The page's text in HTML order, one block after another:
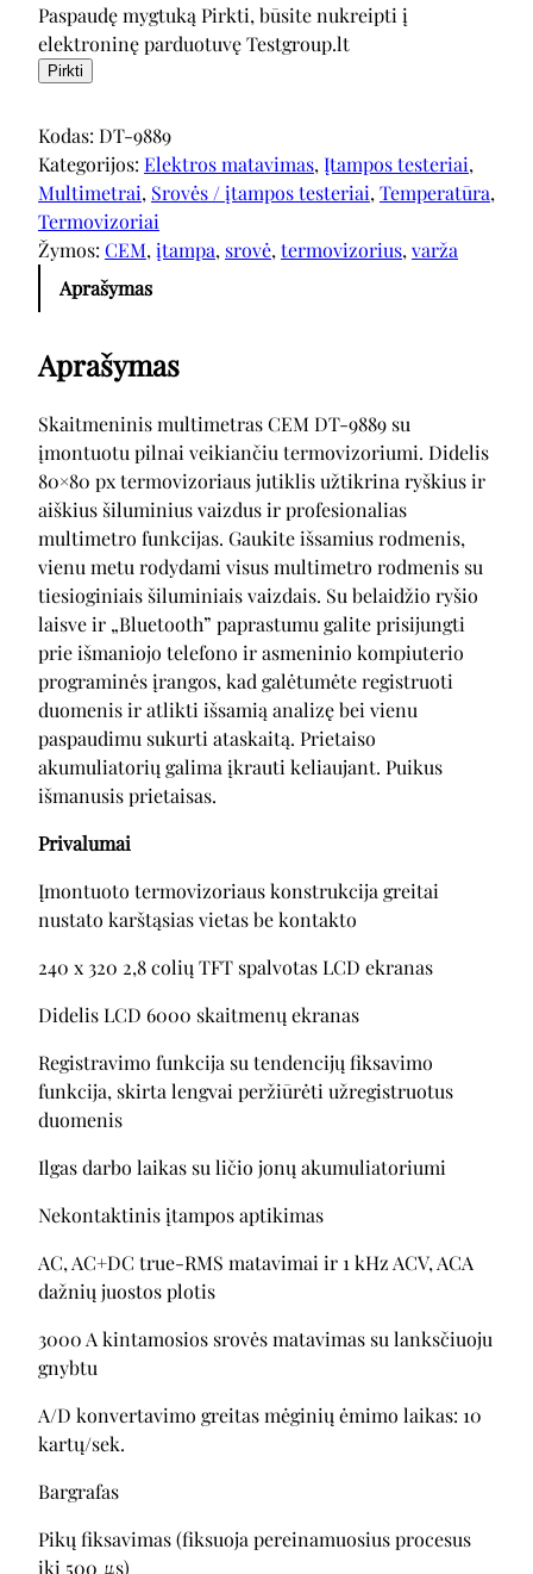
Paspaudę mygtuką Pirkti, būsite nukreipti į
elektroninę parduotuvę Testgroup.lt
Pirkti
Kodas: DT-9889
Kategorijos: Elektros matavimas, Įtampos testeriai
Multimetrai, Srovės / įtampos testeriai, Temperatūra
Termovizoriai
Žymos: CEM, įtampa, srovė, termovizorius, varža
Aprašymas
Aprašymas
Skaitmeninis multimetras CEM DT-9889 su
įmontuotu pilnai veikiančiu termovizoriumi. Didelis
80×80 px termovizoriaus jutiklis užtikrina ryškius ir
aiškius šiluminius vaizdus ir profesionalias
multimetro funkcijas. Gaukite išsamius rodmenis,
vienu metu rodydami visus multimetro rodmenis su
tiesioginiais šiluminiais vaizdais. Su belaidžio ryšio
laisve ir „Bluetooth” paprastumu galite prisijungti
prie išmaniojo telefono ir asmeninio kompiuterio
programinės įrangos, kad galėtumėte registruoti
duomenis ir atlikti išsamią analizę bei vienu
paspaudimu sukurti ataskaitą. Prietaiso
akumuliatorių galima įkrauti keliaujant. Puikus
išmanusis prietaisas.
Privalumai
Įmontuoto termovizoriaus konstrukcija greitai
nustato karštąsias vietas be kontakto
240 x 320 2,8 colių TFT spalvotas LCD ekranas
Didelis LCD 6000 skaitmenų ekranas
Registravimo funkcija su tendencijų fiksavimo
funkcija, skirta lengvai peržiūrėti užregistruotus
duomenis
Ilgas darbo laikas su ličio jonų akumuliatoriumi
Nekontaktinis įtampos aptikimas
AC, AC+DC true-RMS matavimai ir 1 kHz ACV, ACA
dažnių juostos plotis
3000 A kintamosios srovės matavimas su lanksčiuoju
gnybtu
A/D konvertavimo greitas mėginių ėmimo laikas: 10
kartų/sek.
Bargrafas
Pikų fiksavimas (fiksuoja pereinamuosius procesus
iki 500 μs)